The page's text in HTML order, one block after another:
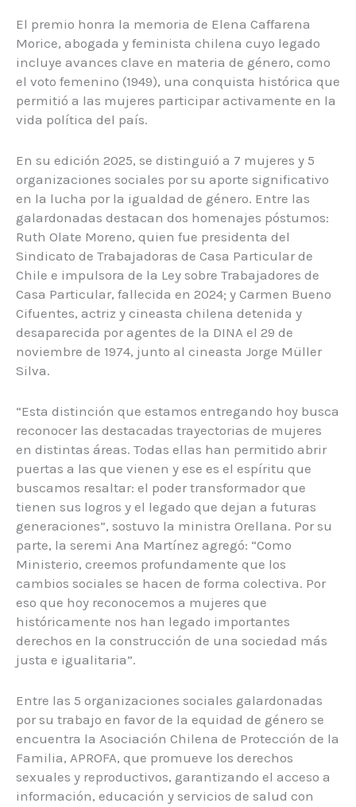
El premio honra la memoria de Elena Caffarena
Morice, abogada y feminista chilena cuyo legado
incluye avances clave en materia de género, como
el voto femenino (1949), una conquista histórica que
permitió a las mujeres participar activamente en la
vida política del país.
En su edición 2025, se distinguió a 7 mujeres y 5
organizaciones sociales por su aporte significativo
en la lucha por la igualdad de género. Entre las
galardonadas destacan dos homenajes póstumos:
Ruth Olate Moreno, quien fue presidenta del
Sindicato de Trabajadoras de Casa Particular de
Chile e impulsora de la Ley sobre Trabajadores de
Casa Particular, fallecida en 2024; y Carmen Bueno
Cifuentes, actriz y cineasta chilena detenida y
desaparecida por agentes de la DINA el 29 de
noviembre de 1974, junto al cineasta Jorge Müller
Silva.
“Esta distinción que estamos entregando hoy busca
reconocer las destacadas trayectorias de mujeres
en distintas áreas. Todas ellas han permitido abrir
puertas a las que vienen y ese es el espíritu que
buscamos resaltar: el poder transformador que
tienen sus logros y el legado que dejan a futuras
generaciones”, sostuvo la ministra Orellana. Por su
parte, la seremi Ana Martínez agregó: “Como
Ministerio, creemos profundamente que los
cambios sociales se hacen de forma colectiva. Por
eso que hoy reconocemos a mujeres que
históricamente nos han legado importantes
derechos en la construcción de una sociedad más
justa e igualitaria”.
Entre las 5 organizaciones sociales galardonadas
por su trabajo en favor de la equidad de género se
encuentra la Asociación Chilena de Protección de la
Familia, APROFA, que promueve los derechos
sexuales y reproductivos, garantizando el acceso a
información, educación y servicios de salud con